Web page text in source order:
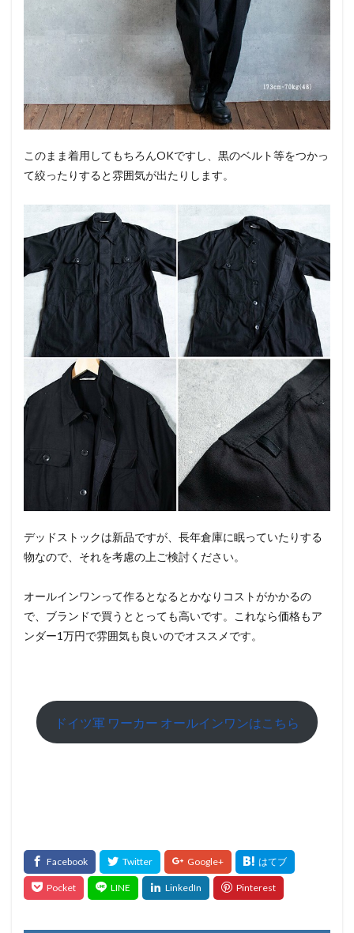
このまま着用してもちろんOKですし、黒のベルト等をつかっ
て絞ったりすると雰囲気が出たりします。
デッドストックは新品ですが、長年倉庫に眠っていたりする
物なので、それを考慮の上ご検討ください。
オールインワンって作るとなるとかなりコストがかかるの
で、ブランドで買うととっても高いです。これなら価格もア
ンダー1万円で雰囲気も良いのでオススメです。
ドイツ軍 ワーカー オールインワンはこちら